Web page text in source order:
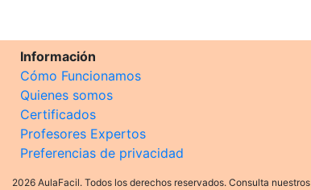
Información
Cómo Funcionamos
Quienes somos
Certificados
Profesores Expertos
Preferencias de privacidad
2026 AulaFacil. Todos los derechos reservados. Consulta nuestros